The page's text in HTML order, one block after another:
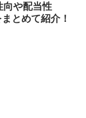
向や配当性
とめて紹介！